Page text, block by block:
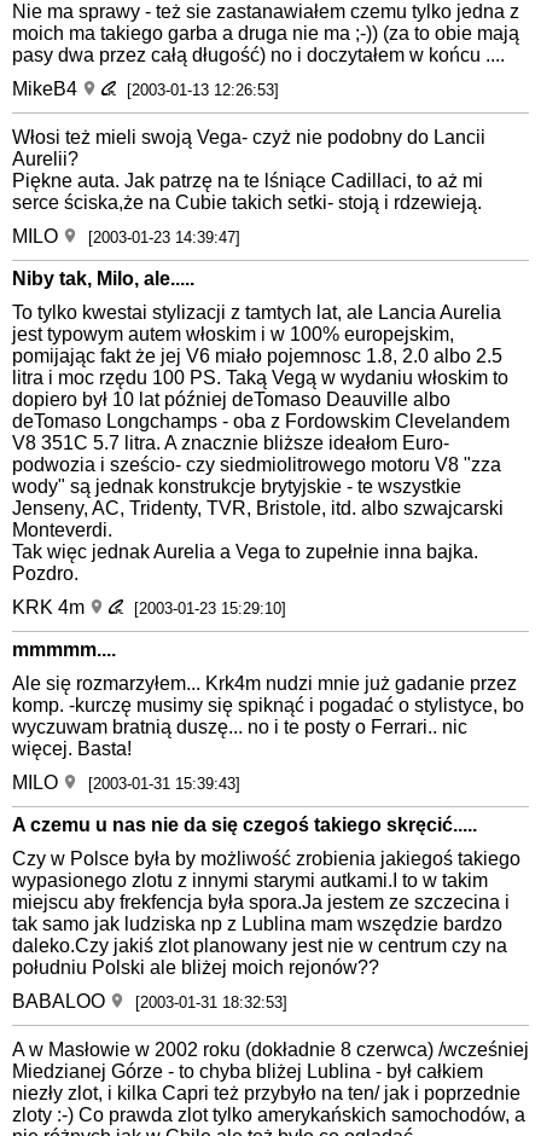
Nie ma sprawy - też sie zastanawiałem czemu tylko jedna z
moich ma takiego garba a druga nie ma ;-)) (za to obie mają
pasy dwa przez całą długość) no i doczytałem w końcu ....
MikeB4
[2003-01-13 12:26:53]
Włosi też mieli swoją Vega- czyż nie podobny do Lancii
Aurelii?
Piękne auta. Jak patrzę na te lśniące Cadillaci, to aż mi
serce ściska,że na Cubie takich setki- stoją i rdzewieją.
MILO
[2003-01-23 14:39:47]
Niby tak, Milo, ale.....
To tylko kwestai stylizacji z tamtych lat, ale Lancia Aurelia
jest typowym autem włoskim i w 100% europejskim,
pomijając fakt że jej V6 miało pojemnosc 1.8, 2.0 albo 2.5
litra i moc rzędu 100 PS. Taką Vegą w wydaniu włoskim to
dopiero był 10 lat później deTomaso Deauville albo
deTomaso Longchamps - oba z Fordowskim Clevelandem
V8 351C 5.7 litra. A znacznie bliższe ideałom Euro-
podwozia i sześcio- czy siedmiolitrowego motoru V8 "zza
wody" są jednak konstrukcje brytyjskie - te wszystkie
Jenseny, AC, Tridenty, TVR, Bristole, itd. albo szwajcarski
Monteverdi.
Tak więc jednak Aurelia a Vega to zupełnie inna bajka.
Pozdro.
KRK 4m
[2003-01-23 15:29:10]
mmmmm....
Ale się rozmarzyłem... Krk4m nudzi mnie już gadanie przez
komp. -kurczę musimy się spiknąć i pogadać o stylistyce, bo
wyczuwam bratnią duszę... no i te posty o Ferrari.. nic
więcej. Basta!
MILO
[2003-01-31 15:39:43]
A czemu u nas nie da się czegoś takiego skręcić.....
Czy w Polsce była by możliwość zrobienia jakiegoś takiego
wypasionego zlotu z innymi starymi autkami.I to w takim
miejscu aby frekfencja była spora.Ja jestem ze szczecina i
tak samo jak ludziska np z Lublina mam wszędzie bardzo
daleko.Czy jakiś zlot planowany jest nie w centrum czy na
południu Polski ale bliżej moich rejonów??
BABALOO
[2003-01-31 18:32:53]
A w Masłowie w 2002 roku (dokładnie 8 czerwca) /wcześniej
Miedzianej Górze - to chyba bliżej Lublina - był całkiem
niezły zlot, i kilka Capri też przybyło na ten/ jak i poprzednie
zloty :-) Co prawda zlot tylko amerykańskich samochodów, a